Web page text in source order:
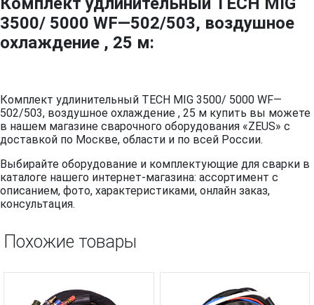
3500/ 5000 WF—502/503, воздушное
охлаждение , 25 м:
Комплект удлинительный TECH MIG 3500/ 5000 WF—
502/503, воздушное охлаждение , 25 м купить вы можете
в нашем магазине сварочного оборудования «ZEUS» с
доставкой по Москве, области и по всей России.
Выбирайте оборудование и комплектующие для сварки в
каталоге нашего интернет-магазина: ассортимент с
описанием, фото, характеристиками, онлайн заказ,
консультация.
Похожие товары